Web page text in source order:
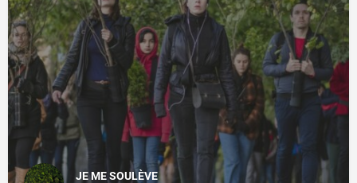
JE ME SOULÈVE